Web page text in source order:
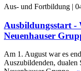
Aus- und Fortbildung |
Ausbildungsstart -
Neuenhauser
Am 1. August war es
Auszubildenden, dualen